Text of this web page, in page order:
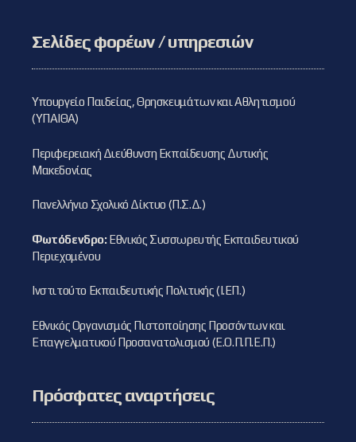
Σελίδες φορέων / υπηρεσιών
Υπουργείο Παιδείας, Θρησκευμάτων και Αθλητισμού
(ΥΠΑΙΘΑ)
Περιφερειακή Διεύθυνση Εκπαίδευσης Δυτικής
Μακεδονίας
Πανελλήνιο Σχολικό Δίκτυο (Π.Σ.Δ.)
Φωτόδενδρο:Εθνικός Συσσωρευτής Εκπαιδευτικού
Περιεχομένου
Ινστιτούτο Εκπαιδευτικής Πολιτικής (Ι.ΕΠ.)
Εθνικός Οργανισμός Πιστοποίησης Προσόντων και
Επαγγελματικού Προσανατολισμού (Ε.Ο.Π.Π.Ε.Π.)
Πρόσφατες αναρτήσεις